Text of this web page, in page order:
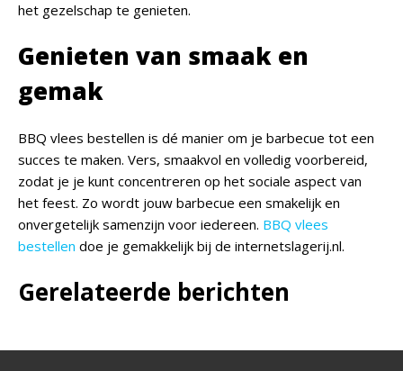
het gezelschap te genieten.
Genieten van smaak en
gemak
BBQ vlees bestellen is dé manier om je barbecue tot een
succes te maken. Vers, smaakvol en volledig voorbereid,
zodat je je kunt concentreren op het sociale aspect van
het feest. Zo wordt jouw barbecue een smakelijk en
onvergetelijk samenzijn voor iedereen. BBQ vlees
bestellen doe je gemakkelijk bij de internetslagerij.nl.
Gerelateerde berichten